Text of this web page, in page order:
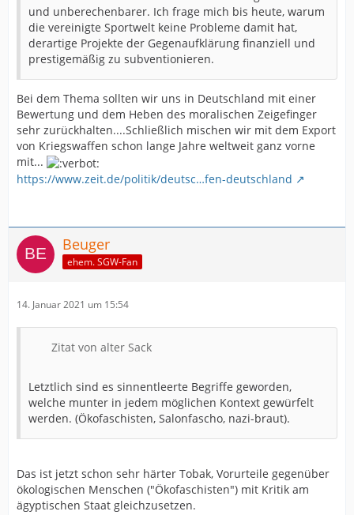
und unberechenbarer. Ich frage mich bis heute, warum
die vereinigte Sportwelt keine Probleme damit hat,
derartige Projekte der Gegenaufklärung finanziell und
prestigemäßig zu subventionieren.
Bei dem Thema sollten wir uns in Deutschland mit einer
Bewertung und dem Heben des moralischen Zeigefinger
sehr zurückhalten....Schließlich mischen wir mit dem Export
von Kriegswaffen schon lange Jahre weltweit ganz vorne
mit...
https://www.zeit.de/politik/deutsc…fen-deutschland
Beuger
ehem. SGW-Fan
14. Januar 2021 um 15:54
Zitat von alter Sack
Letztlich sind es sinnentleerte Begriffe geworden,
welche munter in jedem möglichen Kontext gewürfelt
werden. (Ökofaschisten, Salonfascho, nazi-braut).
Das ist jetzt schon sehr härter Tobak, Vorurteile gegenüber
ökologischen Menschen ("Ökofaschisten") mit Kritik am
ägyptischen Staat gleichzusetzen.